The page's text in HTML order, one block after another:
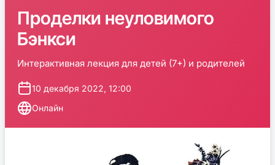
Проделки неуловимого
Бэнкси
Интерактивная лекция для детей (7+) и родителей
10 декабря 2022, 12:00
Онлайн